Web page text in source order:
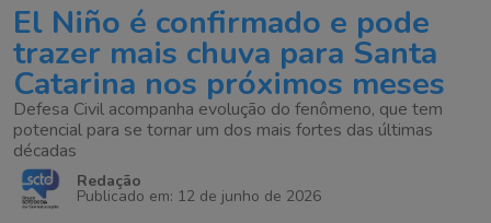
El Niño é confirmado e pode
trazer mais chuva para Santa
Catarina nos próximos meses
Defesa Civil acompanha evolução do fenômeno, que tem
potencial para se tornar um dos mais fortes das últimas
décadas
Redação
Publicado em: 12 de junho de 2026